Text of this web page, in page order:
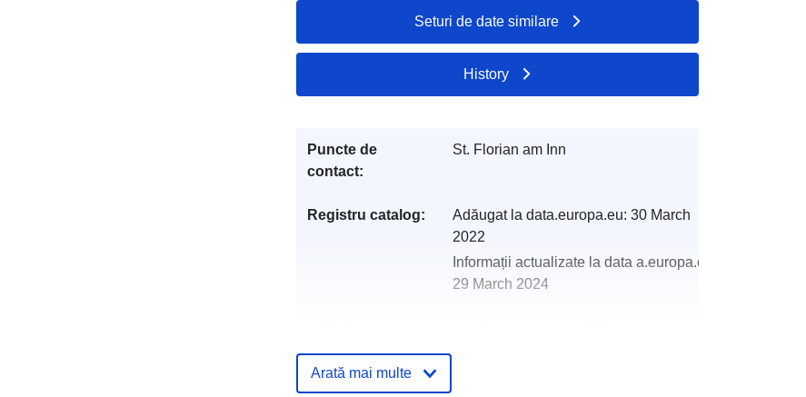
Seturi de date similare
History
Puncte de
contact:
St. Florian am Inn
Registru catalog: Adăugat la data.europa.eu: 30 March
2022
Informații actualizate la data a.europa.eu:
29 March 2024
Arată mai multe